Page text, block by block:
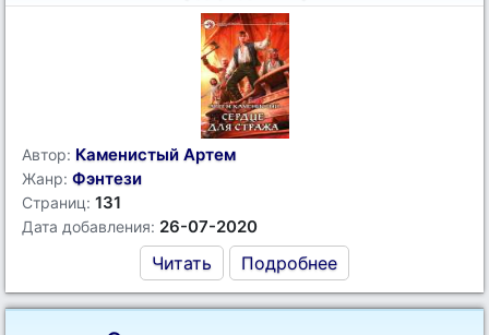
Автор: Каменистый Артем
Жанр: Фэнтези
Страниц: 131
Дата добавления: 26-07-2020
Читать Подробнее